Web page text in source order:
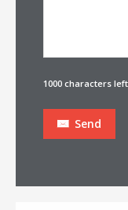
1000 characters left
Send